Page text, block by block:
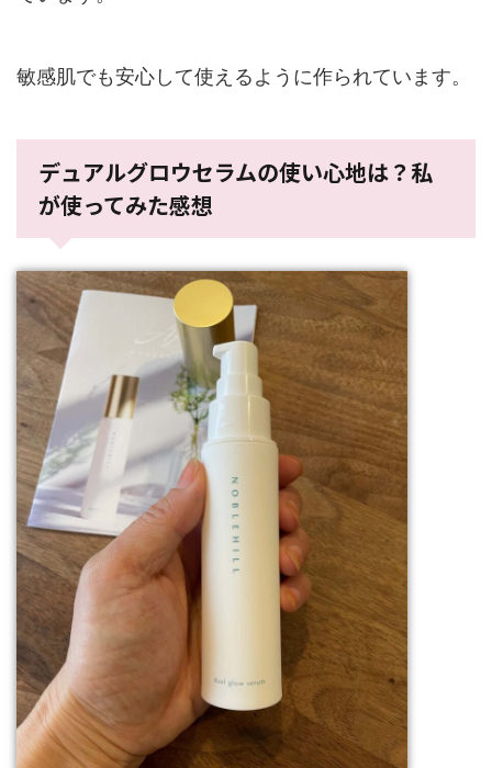
敏感肌でも安心して使えるように作られています。
デュアルグロウセラムの使い心地は？私
が使ってみた感想